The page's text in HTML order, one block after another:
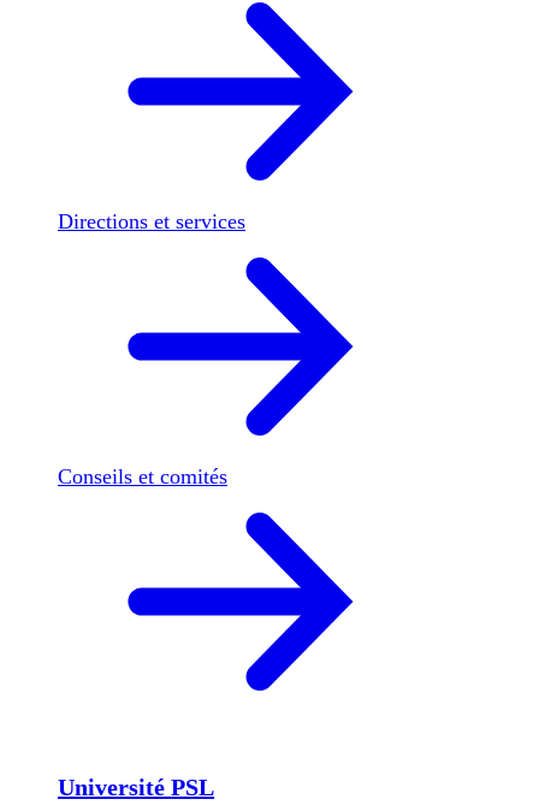
Directions et services
Conseils et comités
Université PSL